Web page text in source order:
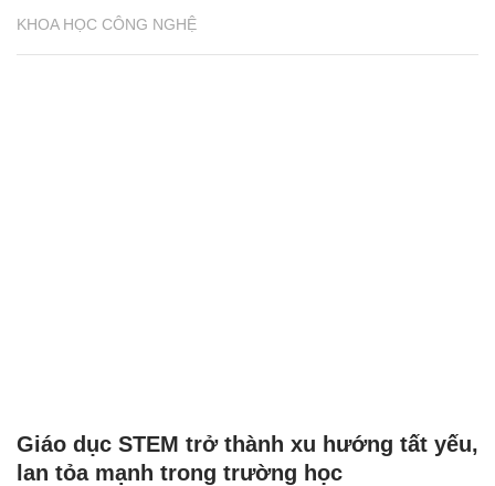
KHOA HỌC CÔNG NGHỆ
Giáo dục STEM trở thành xu hướng tất yếu,
lan tỏa mạnh trong trường học